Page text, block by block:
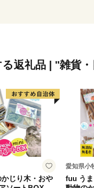
る返礼品 | "雑貨
じり木・おや
愛知県小
fuu う